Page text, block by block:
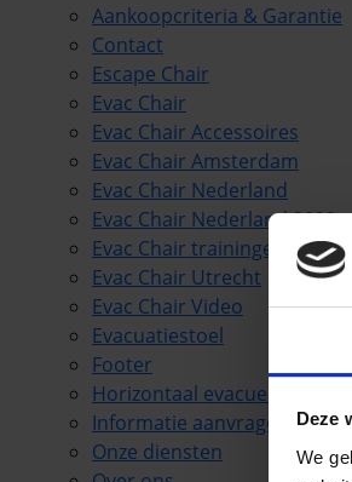
Deze
We
Aankoopcriteria & Garantie
Contact
Escape Chair
Evac Chair
Evac Chair Accessoires
Evac Chair Amsterdam
Evac Chair Nederland
Evac Chair Nederland 2023
Evac Chair trainingen
Evac Chair Utrecht
Evac Chair Video
Evacuatiestoel
Footer
Horizontaal evacueren
Informatie aanvragen
Onze diensten